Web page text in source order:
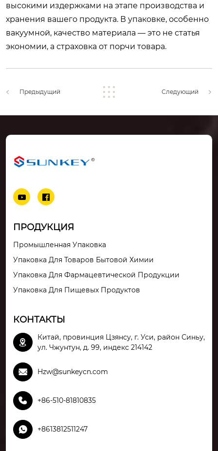
высокими издержками на этапе производства и
хранения вашего продукта. В упаковке, особенно
вакуумной, качество материала — это не статья
экономии, а страховка от порчи товара.
Предыдущий Следующий
 
ПРОДУКЦИЯ
Промышленная Упаковка
Упаковка Для Товаров Бытовой Химии
Упаковка Для Фармацевтической Продукции
Упаковка Для Пищевых Продуктов
КОНТАКТЫ

Китай, провинция Цзянсу, г. Уси, район Синьу,
ул. Чжунтун, д. 99, индекс 214142
 Hzw@sunkeycn.com
 +86-510-81810835
 +8613812511247